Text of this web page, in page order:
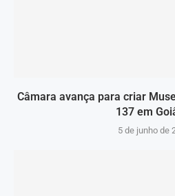
Câmara avança para criar
137 em
5 de junho de